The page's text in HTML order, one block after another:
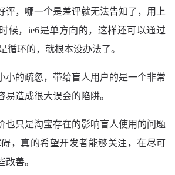
</td>
rate:type="rate-ok" type="radio"
value="1"
/>
rate:type="rate-normal"
评，哪一个是差评就无法告知了，用上
候，ie6是单方向的，这样还可以通过
循环的，就根本没办法了。
小的疏忽，带给盲人用户的是一个非常
易造成很大误会的陷阱。
也只是淘宝存在的影响盲人使用的问题
，真的希望开发者能够关注，在尽可
改善。